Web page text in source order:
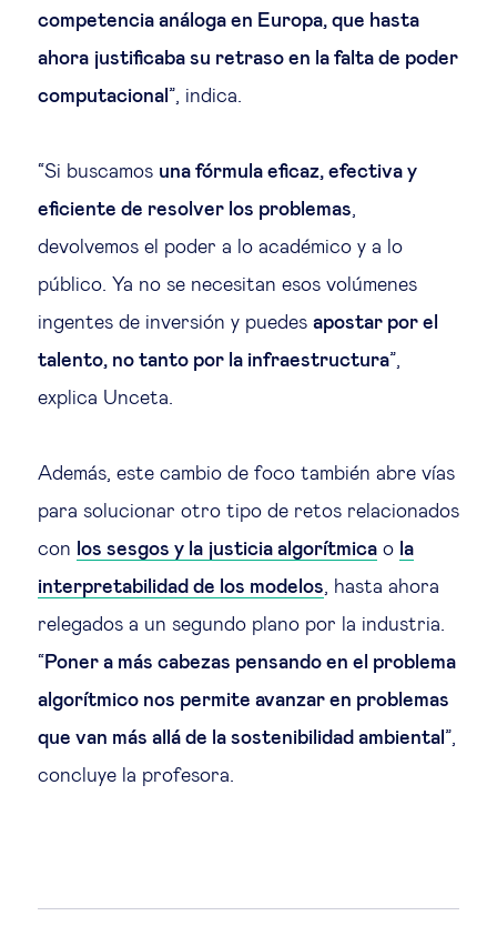
competencia análoga en Europa, que hasta
ahora justificaba su retraso en la falta de poder
computacional ”, indica.
“Si buscamos una fórmula eficaz, efectiva y
eficiente de resolver los problemas,
devolvemos el poder a lo académico y a lo
público. Ya no se necesitan esos volúmenes
ingentes de inversión y puedes apostar por el
talento, no tanto por la infraestructura”,
explica Unceta.
Además, este cambio de foco también abre vías
para solucionar otro tipo de retos relacionados
con los sesgos y la justicia algorítmica o la
interpretabilidad de los modelos, hasta ahora
relegados a un segundo plano por la industria.
“ Poner a más cabezas pensando en el problema
algorítmico nos permite avanzar en problemas
que van más allá de la sostenibilidad ambiental ”,
concluye la profesora.